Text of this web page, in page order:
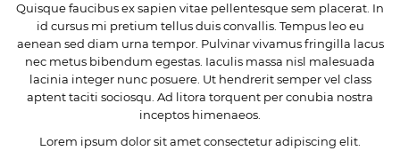
Quisque faucibus ex sapien vitae pellentesque sem placerat. In
id cursus mi pretium tellus duis convallis. Tempus leo eu
aenean sed diam urna tempor. Pulvinar vivamus fringilla lacus
nec metus bibendum egestas. Iaculis massa nisl malesuada
lacinia integer nunc posuere. Ut hendrerit semper vel class
aptent taciti sociosqu. Ad litora torquent per conubia nostra
inceptos himenaeos.
Lorem ipsum dolor sit amet consectetur adipiscing elit.